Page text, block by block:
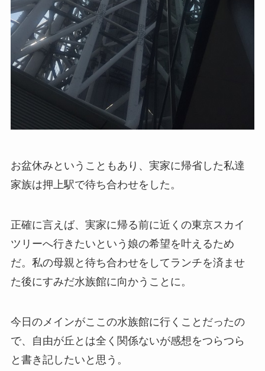
お盆休みということもあり、実家に帰省した私達
家族は押上駅で待ち合わせをした。
正確に言えば、実家に帰る前に近くの東京スカイ
ツリーへ行きたいという娘の希望を叶えるため
だ。私の母親と待ち合わせをしてランチを済ませ
た後にすみだ水族館に向かうことに。
今日のメインがここの水族館に行くことだったの
で、自由が丘とは全く関係ないが感想をつらつら
と書き記したいと思う。